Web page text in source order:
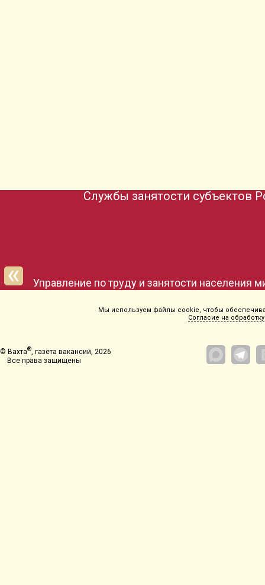
Службы занятости субъектов
Мы используем файлы cookie, чтобы
Согласие на обработку
© Вахта® , газета вакансий, 2026
Все права защищены